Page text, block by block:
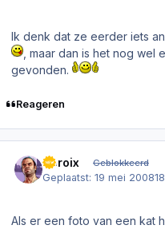
Ik denk dat ze eerder iets
, maar dan is het nog wel
gevonden.
Reageren
Heroix Geblokkeerd
Geplaatst:19 mei 2008
Als er een foto van een kat